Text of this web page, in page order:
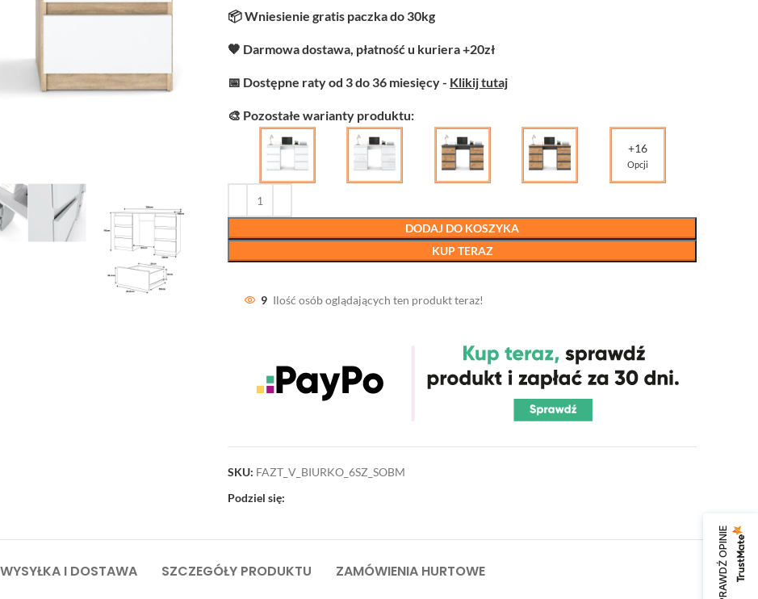
📦 Wniesienie gratis paczka do 30kg
🧡 Darmowa dostawa, płatność u kuriera +20zł
📅 Dostępne raty od 3 do 36 miesięcy - Klikij tutaj
🎨 Pozostałe warianty produktu:
+16
Opcji
DODAJ DO KOSZYKA
KUP TERAZ
9 Ilość osób oglądających ten produkt teraz!
SKU: FAZT_V_BIURKO_6SZ_SOBM
Podziel się:
WYSYŁKA I DOSTAWA SZCZEGÓŁY PRODUKTU ZAMÓWIENIA HURTOWE SPRAWDŹ OPINIE